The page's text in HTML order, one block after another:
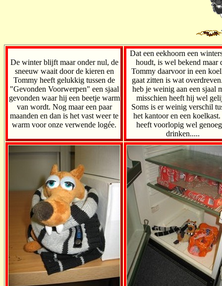
De winter blijft maar onder nul, de
sneeuw waait door de kieren en
Tommy heeft gelukkig tussen de
"Gevonden Voorwerpen" een sjaal
gevonden waar hij een beetje warm
van wordt. Nog maar een paar
maanden en dan is het vast weer te
warm voor onze verwende logée.
Dat een eekhoorn een
houdt, is wel bekend maar
Tommy daarvoor in een
gaat zitten is wat
heb je weinig aan een sjaal
misschien heeft hij wel
Soms is er weinig verschil
het kantoor en een
heeft voorlopig wel
drinken.....